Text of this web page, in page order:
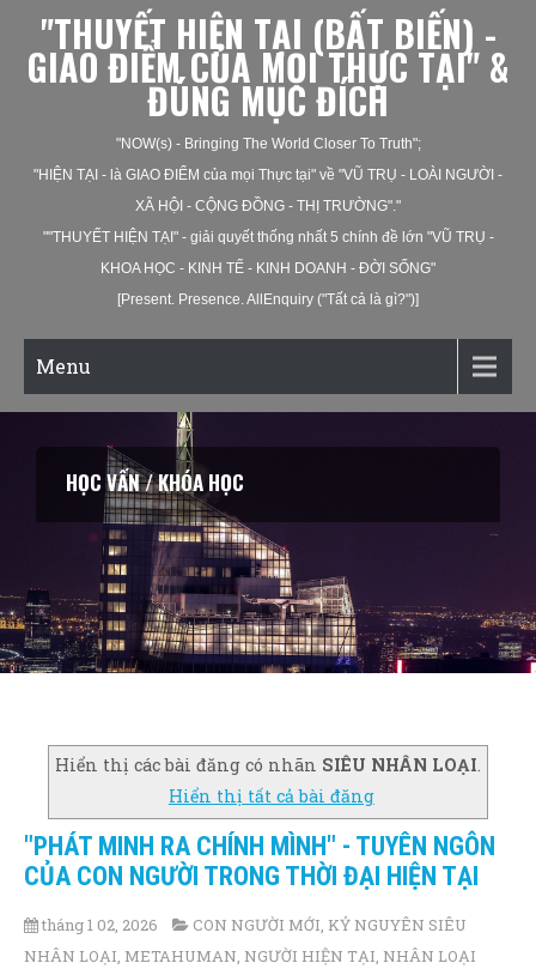
"THUYẾT HIỆN TẠI (BẤT BIẾN) -
GIAO ĐIỂM CỦA MỌI THỰC TẠI" &
ĐÚNG MỤC ĐÍCH
"NOW(s) - Bringing The World Closer To Truth";
"HIỆN TẠI - là GIAO ĐIỂM của mọi Thực tại" về "VŨ TRỤ - LOÀI NGƯỜI -
XÃ HỘI - CỘNG ĐỒNG - THỊ TRƯỜNG"."
""THUYẾT HIỆN TẠI" - giải quyết thống nhất 5 chính đề lớn "VŨ TRỤ -
KHOA HỌC - KINH TẾ - KINH DOANH - ĐỜI SỐNG"
[Present. Presence. AllEnquiry ("Tất cả là gì?")]
Menu
HỌC VẤN / KHÓA HỌC
Hiển thị các bài đăng có nhãn SIÊU NHÂN LOẠI.
Hiển thị tất cả bài đăng
"PHÁT MINH RA CHÍNH MÌNH" - TUYÊN NGÔN
CỦA CON NGƯỜI TRONG THỜI ĐẠI HIỆN TẠI
tháng 1 02, 2026 CON NGƯỜI MỚI, KỶ NGUYÊN SIÊU
NHÂN LOẠI, METAHUMAN, NGƯỜI HIỆN TẠI, NHÂN LOẠI